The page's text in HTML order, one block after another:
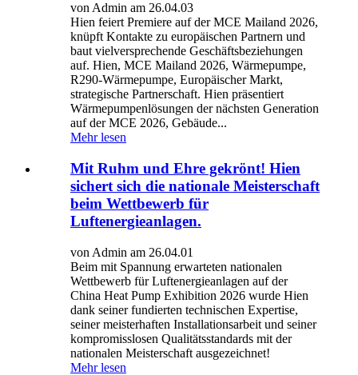
von Admin am 26.04.03
Hien feiert Premiere auf der MCE Mailand 2026,
knüpft Kontakte zu europäischen Partnern und
baut vielversprechende Geschäftsbeziehungen
auf. Hien, MCE Mailand 2026, Wärmepumpe,
R290-Wärmepumpe, Europäischer Markt,
strategische Partnerschaft. Hien präsentiert
Wärmepumpenlösungen der nächsten Generation
auf der MCE 2026, Gebäude...
Mehr lesen
Mit Ruhm und Ehre gekrönt! Hien
sichert sich die nationale Meisterschaft
beim Wettbewerb für
Luftenergieanlagen.
von Admin am 26.04.01
Beim mit Spannung erwarteten nationalen
Wettbewerb für Luftenergieanlagen auf der
China Heat Pump Exhibition 2026 wurde Hien
dank seiner fundierten technischen Expertise,
seiner meisterhaften Installationsarbeit und seiner
kompromisslosen Qualitätsstandards mit der
nationalen Meisterschaft ausgezeichnet!
Mehr lesen